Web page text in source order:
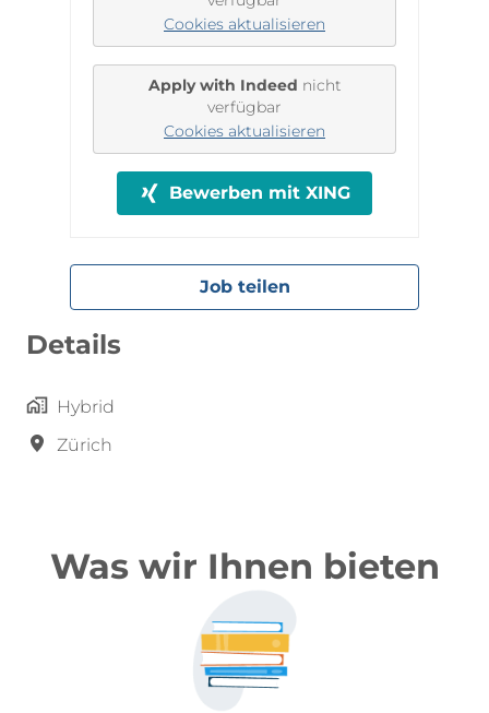
Cookies aktualisieren
Apply with Indeed nicht
verfügbar
Cookies aktualisieren
Bewerben mit XING
Job teilen
Details
Hybrid
Zürich
Was wir Ihnen bieten